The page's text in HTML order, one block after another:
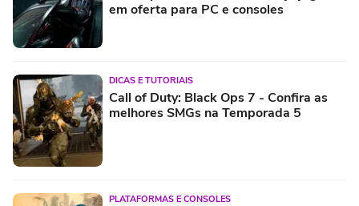
em oferta para PC e consoles
DICAS E TUTORIAIS
Call of Duty: Black Ops 7 - Confira as
melhores SMGs na Temporada 5
PLATAFORMAS E CONSOLES